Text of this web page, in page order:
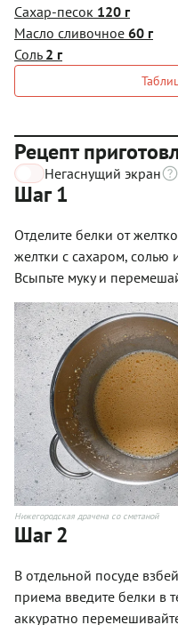
Сахар-песок 120 г
Масло сливочное 60 г
Соль 2 г
Рецепт
Негаснущий экран
Шаг 1
Отделите белки от
желтки с сахаром, солью
Всыпьте муку и
Нижегородская драчена со сметаной
Шаг 2
В отдельной посуде
приема введите белки в
аккуратно